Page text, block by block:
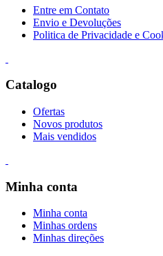
Entre em Contato
Envio e Devoluções
Politica de Privacidade e
Catalogo
Ofertas
Novos produtos
Mais vendidos
Minha conta
Minha conta
Minhas ordens
Minhas direções